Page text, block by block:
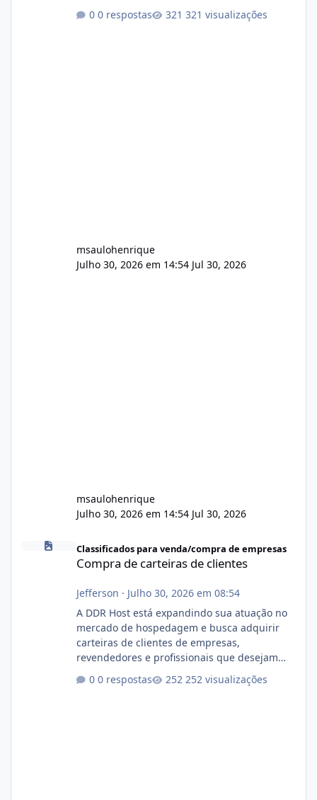
atualmente em circulação e comercialização
0 respostas 321 visualizações
msaulohenrique
Julho 30, 2026 em 14:54 Jul 30, 2026
msaulohenrique
Julho 30, 2026 em 14:54 Jul 30, 2026
Compra de carteiras de clientes
Classificados para venda/compra de empresas
Compra de carteiras de clientes
Jefferson · Julho 30, 2026 em 08:54
A DDR Host está expandindo sua atuação no
mercado de hospedagem e busca adquirir
carteiras de clientes de empresas,
revendedores e profissionais que desejam
encerrar suas atividades ou reduzir sua
operação. Se você possui clientes ativos de
0 respostas 252 visualizações